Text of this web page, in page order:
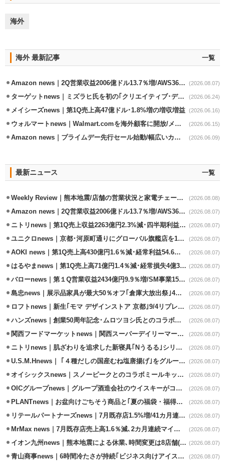
海外
海外 最新記事 一覧
Amazon news｜2Q営業収益2006億ドル13.7％増/AWS36.8％％増が貢献 (2026.08.07)
ターゲットnews｜ミズラヒ氏を初の｢クリエイティブ･ディレクター｣に起用 (2026.06.24)
メイシーズnews｜第1Q売上高47億ドル･1.8%増の増収増益 (2026.06.16)
ウォルマートnews｜Walmart.comを海外顧客に開放/メキシコへ配送開始 (2026.06.15)
Amazon news｜プライムデー先行セール始動/幅広いカテゴリーで割引き (2026.06.09)
最新ニュース 一覧
Weekly Review｜熊本地震/店舗の営業状況と家電チェーンの支援策 (2026.08.08)
Amazon news｜2Q営業収益2006億ドル13.7％増/AWS36.8％％増が貢献 (2026.08.07)
ニトリnews｜第1Q売上収益2263億円2.3%減･四半期利益1.4％減 (2026.08.07)
ユニクロnews｜京都･河原町通りにグローバル旗艦店を11/6開設 (2026.08.07)
AOKI news｜第1Q売上高430億円1.6％減･経常利益54.6％減 (2026.08.07)
はるやまnews｜第1Q売上高71億円1.4％減･経常損失4億3800万円 (2026.08.07)
バローnews｜第１Q営業収益2434億円9.9％増/SM事業15.5％増と絶好調 (2026.08.07)
島忠news｜展示品家具が最大50％オフ｢倉庫大放出祭｣4店舗限定で開催 (2026.08.07)
ロフトnews｜新生｢モマ デザインストア 京都｣9/4リプレイスオープン (2026.08.07)
ハンズnews｜創業50周年記念･ムロツヨシ氏とのコラボ企画｢ムロハンズ｣開催 (2026.08.07)
関西フードマーケットnews｜関西スーパーデイリーマート蒲生店8/7改装 (2026.08.07)
ニトリnews｜肌ざわりを追求した新寝具｢Nうるる｣シリーズを発売 (2026.08.07)
U.S.M.Hnews｜ ｢４種だしの国産むね塩唐揚げ｣をグループ610店で共同販促 (2026.08.07)
オイシックスnews｜スノーピークとのコラボミールキット8/13発売 (2026.08.07)
OICグループnews｜グループ酒造会社のウイスキーがコンペティション受賞 (2026.08.07)
PLANTnews｜お盆向けごちそう商品と｢夏の福袋・福得カート｣8/8から開催 (2026.08.07)
リテールパートナーズnews｜7月既存店1.5%増/41カ月連続増 (2026.08.07)
MrMax news｜7月既存店売上高1.6％減､2カ月連続マイナス (2026.08.07)
イオン九州news｜熊本地震による休業､時間変更は8店舗(8/7時点) (2026.08.07)
青山商事news｜6時間冷たさが持続｢ビジネス向けアイスベスト｣発売 (2026.08.07)